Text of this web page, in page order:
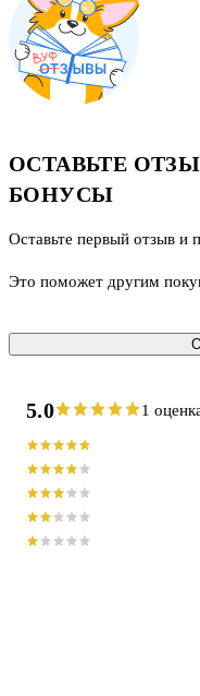
ОСТАВЬТЕ
БОНУСЫ
Оставьте первый отзыв и
Это поможет другим
5.0 1